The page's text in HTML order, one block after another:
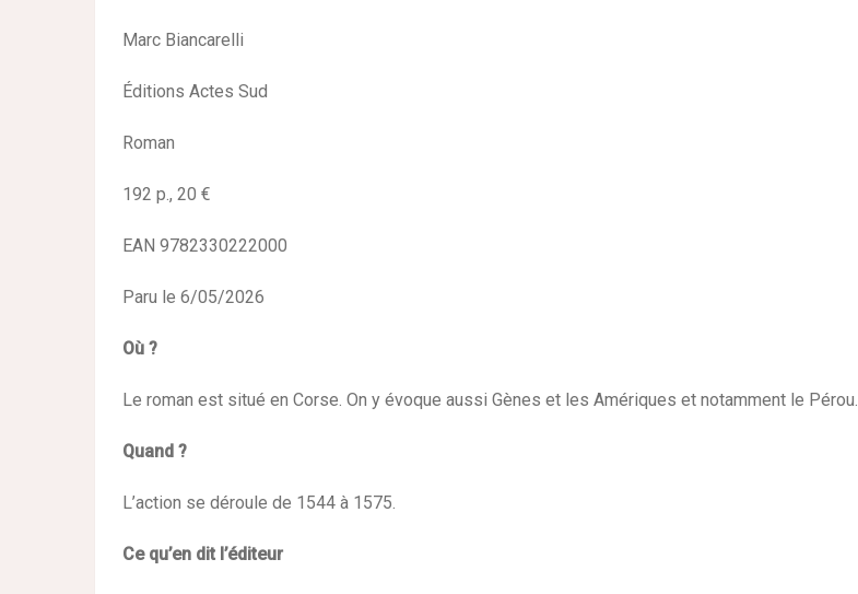
Marc Biancarelli
Éditions Actes Sud
Roman
192 p., 20 €
EAN 9782330222000
Paru le 6/05/2026
Où ?
Le roman est situé en Corse. On y évoque aussi Gènes et les Amériques et notamment le Pérou.
Quand ?
L’action se déroule de 1544 à 1575.
Ce qu’en dit l’éditeur